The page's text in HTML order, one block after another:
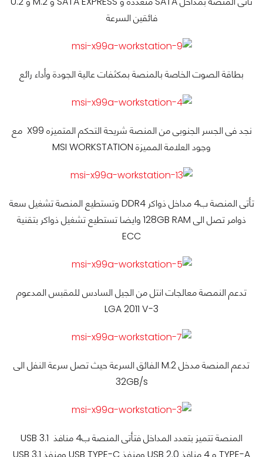
فائقين السرعة
بطاقة الصوت الخاصة بالمنصة بمكثفات عالية الجودة وأداء رائع
نجد فى الجسر الجنوبى من المنصة شريحة التحكم المتميزه X99 مع
وجود العلامة المميزة MSI WORKSTATION
تأتى المنصة ب4 مداخل ذواكر DDR4 وتستطيع المنصة تشغيل سعة
ذوامر تصل الى 128GB RAM وايضا تستطيع تشغيل ذواكر بتقنية
ECC
تدعم النمصة معالجات انتل من الجيل السادس للمقبس المدعوم
LGA 2011 V-3
تدعم المنصة مدخل M.2 الفائق السرعة حيث تصل سرعة النفل الى
32GB/s
المنصة تتميز بتعدد المداخل فتأتى المنصة ب4 منافذ USB 3.1